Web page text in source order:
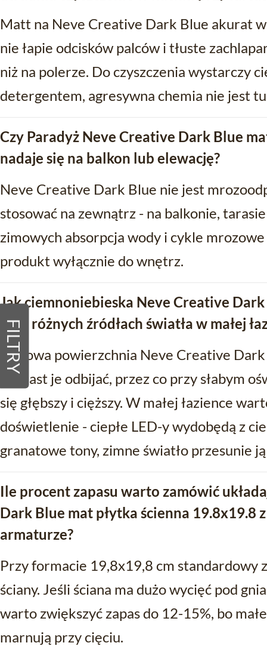
FILTRY
Matt na Neve Creative Dark Blue akurat
nie łapie odcisków palców i tłuste
niż na polerze. Do czyszczenia wystarczy
detergentem, agresywna chemia nie jest
Czy Paradyż Neve Creative Dark Blue
nadaje się na balkon lub elewację?
Neve Creative Dark Blue nie jest
stosować na zewnątrz - na balkonie,
zimowych absorpcja wody i cykle mrozowe
produkt wyłącznie do wnętrz.
Jak ciemnoniebieska Neve Creative
przy różnych źródłach światła w małej
Matowa powierzchnia Neve Creative
zamiast je odbijać, przez co przy słabym
się głębszy i cięższy. W małej łazience
doświetlenie - ciepłe LED-y wydobędą z
granatowe tony, zimne światło przesunie
Ile procent zapasu warto zamówić
Dark Blue mat płytka ścienna 19.8x19.8
armaturze?
Przy formacie 19,8x19,8 cm standardowy
ściany. Jeśli ściana ma dużo wycięć pod
warto zwiększyć zapas do 12-15%, bo
marnują przy cięciu.